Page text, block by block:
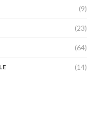
(9)
(23)
(64)
(14)